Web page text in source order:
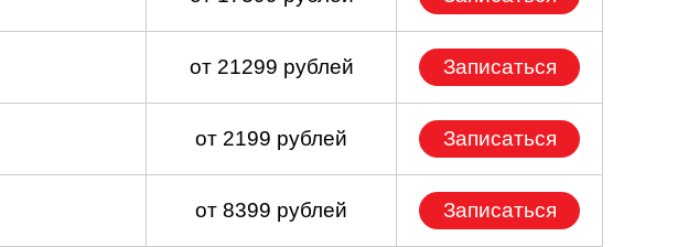
от 21299 рублей Записаться
от 2199 рублей Записаться
от 8399 рублей Записаться